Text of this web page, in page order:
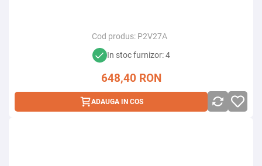
Cod produs: P2V27A
In stoc furnizor: 4
648,40 RON
ADAUGA IN COS